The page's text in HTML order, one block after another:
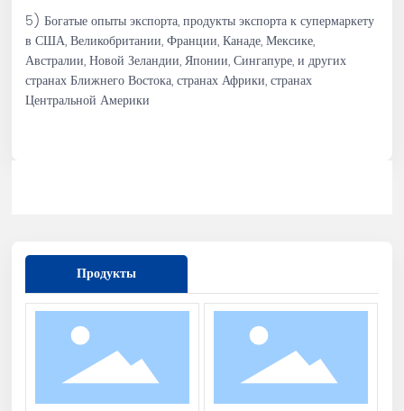
5) Богатые опыты экспорта, продукты экспорта к супермаркету
в США, Великобритании, Франции, Канаде, Мексике,
Австралии, Новой Зеландии, Японии, Сингапуре, и других
странах Ближнего Востока, странах Африки, странах
Центральной Америки
Продукты